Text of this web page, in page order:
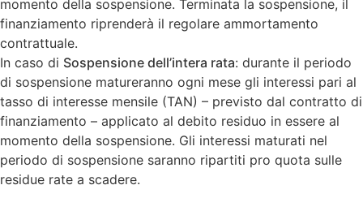
momento della sospensione. Terminata la sospensione, il
finanziamento riprenderà il regolare ammortamento
contrattuale.
In caso di Sospensione dell’intera rata: durante il periodo
di sospensione matureranno ogni mese gli interessi pari al
tasso di interesse mensile (TAN) – previsto dal contratto di
finanziamento – applicato al debito residuo in essere al
momento della sospensione. Gli interessi maturati nel
periodo di sospensione saranno ripartiti pro quota sulle
residue rate a scadere.